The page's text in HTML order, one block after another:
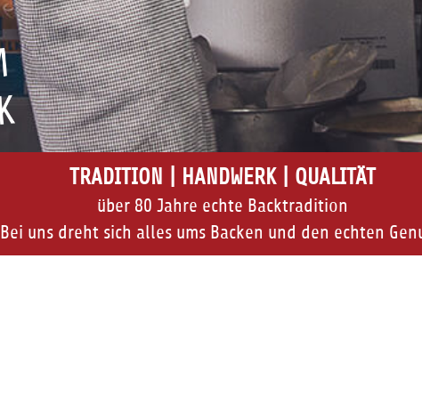
TRADITION | HANDWERK | QUALITÄT
über 80 Jahre echte Backtradition
Bei uns dreht sich alles ums Backen und den echten